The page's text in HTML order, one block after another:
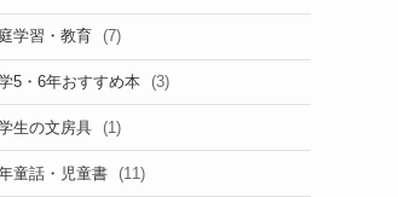
学習・教育 (7)
5・6年おすすめ本 (3)
生の文房具 (1)
童話・児童書 (11)